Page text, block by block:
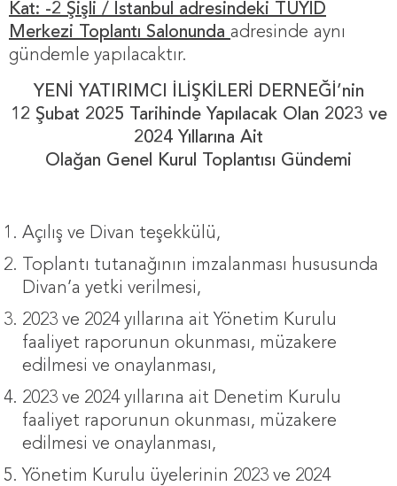
Kat: -2 Şişli / İstanbul adresindeki TÜYİD
Merkezi Toplantı Salonunda adresinde aynı
gündemle yapılacaktır.
YENİ YATIRIMCI İLİŞKİLERİ DERNEĞİ’nin
12 Şubat 2025 Tarihinde Yapılacak Olan 2023 ve
2024 Yıllarına Ait
Olağan Genel Kurul Toplantısı Gündemi
Açılış ve Divan teşekkülü,
Toplantı tutanağının imzalanması hususunda
Divan’a yetki verilmesi,
2023 ve 2024 yıllarına ait Yönetim Kurulu
faaliyet raporunun okunması, müzakere
edilmesi ve onaylanması,
2023 ve 2024 yıllarına ait Denetim Kurulu
faaliyet raporunun okunması, müzakere
edilmesi ve onaylanması,
Yönetim Kurulu üyelerinin 2023 ve 2024